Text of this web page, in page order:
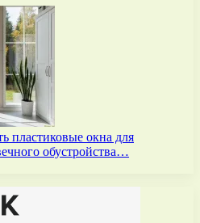
пластиковые окна для
обустройства…